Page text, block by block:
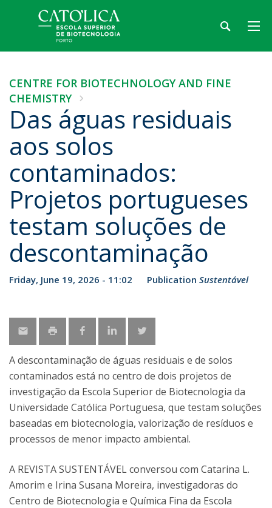
CENTRE FOR BIOTECHNOLOGY AND FINE
CHEMISTRY
Das águas residuais
aos solos
contaminados:
Projetos portugueses
testam soluções de
descontaminação
Friday, June 19, 2026 - 11:02 Publication Sustentável
A descontaminação de águas residuais e de solos
contaminados está no centro de dois projetos de
investigação da Escola Superior de Biotecnologia da
Universidade Católica Portuguesa, que testam soluções
baseadas em biotecnologia, valorização de resíduos e
processos de menor impacto ambiental.
A REVISTA SUSTENTÁVEL conversou com Catarina L.
Amorim e Irina Susana Moreira, investigadoras do
Centro de Biotecnologia e Química Fina da Escola